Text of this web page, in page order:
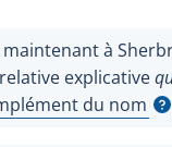
à
explicative
du nom
l'infobulle